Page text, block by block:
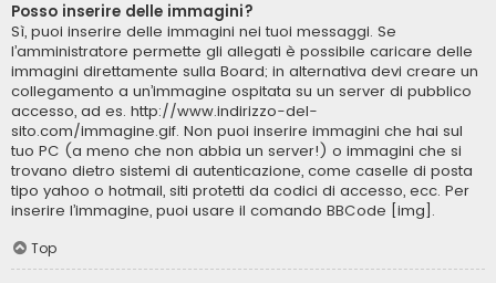
Posso inserire delle immagini?
Sì, puoi inserire delle immagini nei tuoi messaggi. Se
l’amministratore permette gli allegati è possibile caricare delle
immagini direttamente sulla Board; in alternativa devi creare un
collegamento a un’immagine ospitata su un server di pubblico
accesso, ad es. http://www.indirizzo-del-
sito.com/immagine.gif. Non puoi inserire immagini che hai sul
tuo PC (a meno che non abbia un server!) o immagini che si
trovano dietro sistemi di autenticazione, come caselle di posta
tipo yahoo o hotmail, siti protetti da codici di accesso, ecc. Per
inserire l’immagine, puoi usare il comando BBCode [img].
Top